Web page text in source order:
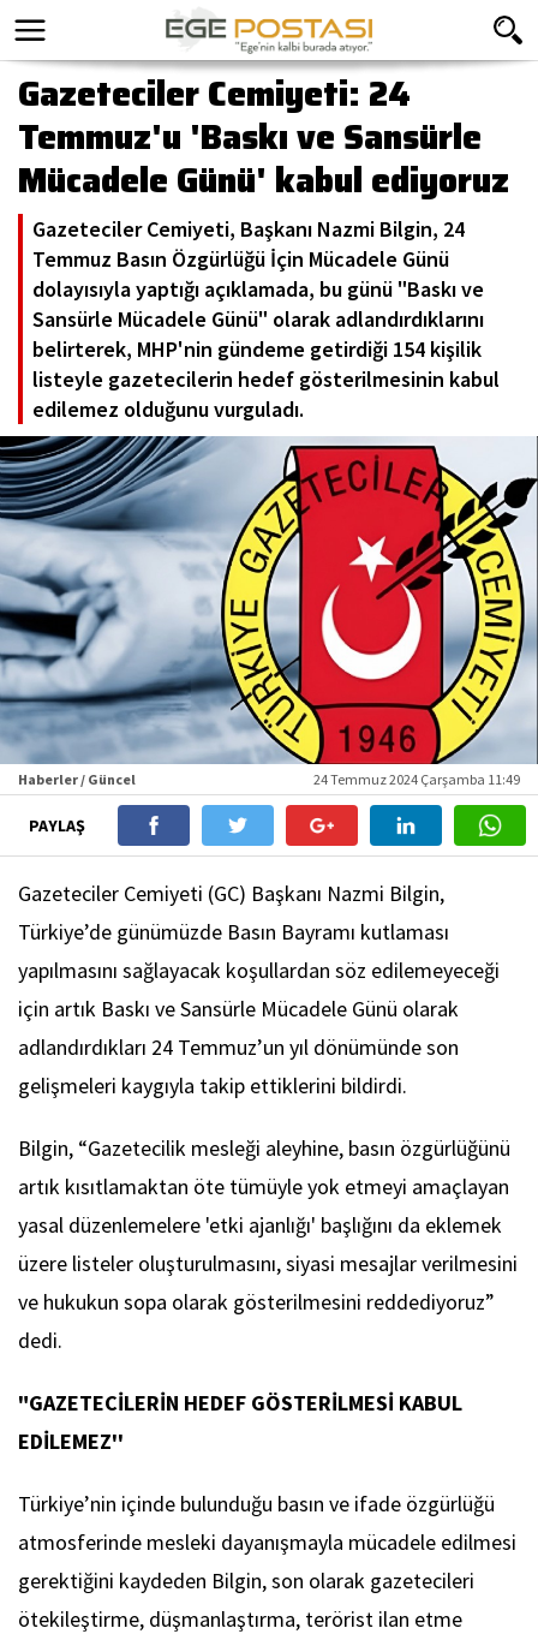
Gazeteciler Cemiyeti: 24
Temmuz'u 'Baskı ve Sansürle
Mücadele Günü' kabul ediyoruz
Gazeteciler Cemiyeti, Başkanı Nazmi Bilgin, 24
Temmuz Basın Özgürlüğü İçin Mücadele Günü
dolayısıyla yaptığı açıklamada, bu günü "Baskı ve
Sansürle Mücadele Günü" olarak adlandırdıklarını
belirterek, MHP'nin gündeme getirdiği 154 kişilik
listeyle gazetecilerin hedef gösterilmesinin kabul
edilemez olduğunu vurguladı.
Haberler / Güncel 24 Temmuz 2024 Çarşamba 11:49
PAYLAŞ
Gazeteciler Cemiyeti (GC) Başkanı Nazmi Bilgin,
Türkiye’de günümüzde Basın Bayramı kutlaması
yapılmasını sağlayacak koşullardan söz edilemeyeceği
için artık Baskı ve Sansürle Mücadele Günü olarak
adlandırdıkları 24 Temmuz’un yıl dönümünde son
gelişmeleri kaygıyla takip ettiklerini bildirdi.
Bilgin, “Gazetecilik mesleği aleyhine, basın özgürlüğünü
artık kısıtlamaktan öte tümüyle yok etmeyi amaçlayan
yasal düzenlemelere 'etki ajanlığı' başlığını da eklemek
üzere listeler oluşturulmasını, siyasi mesajlar verilmesini
ve hukukun sopa olarak gösterilmesini reddediyoruz”
dedi.
"GAZETECİLERİN HEDEF GÖSTERİLMESİ KABUL
EDİLEMEZ''
Türkiye’nin içinde bulunduğu basın ve ifade özgürlüğü
atmosferinde mesleki dayanışmayla mücadele edilmesi
gerektiğini kaydeden Bilgin, son olarak gazetecileri
ötekileştirme, düşmanlaştırma, terörist ilan etme